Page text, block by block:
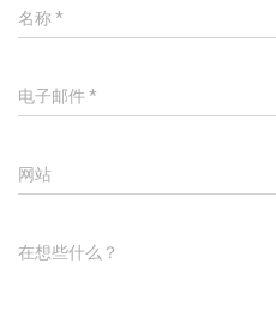
名称*
电子邮件 *
网站
在想些什么？